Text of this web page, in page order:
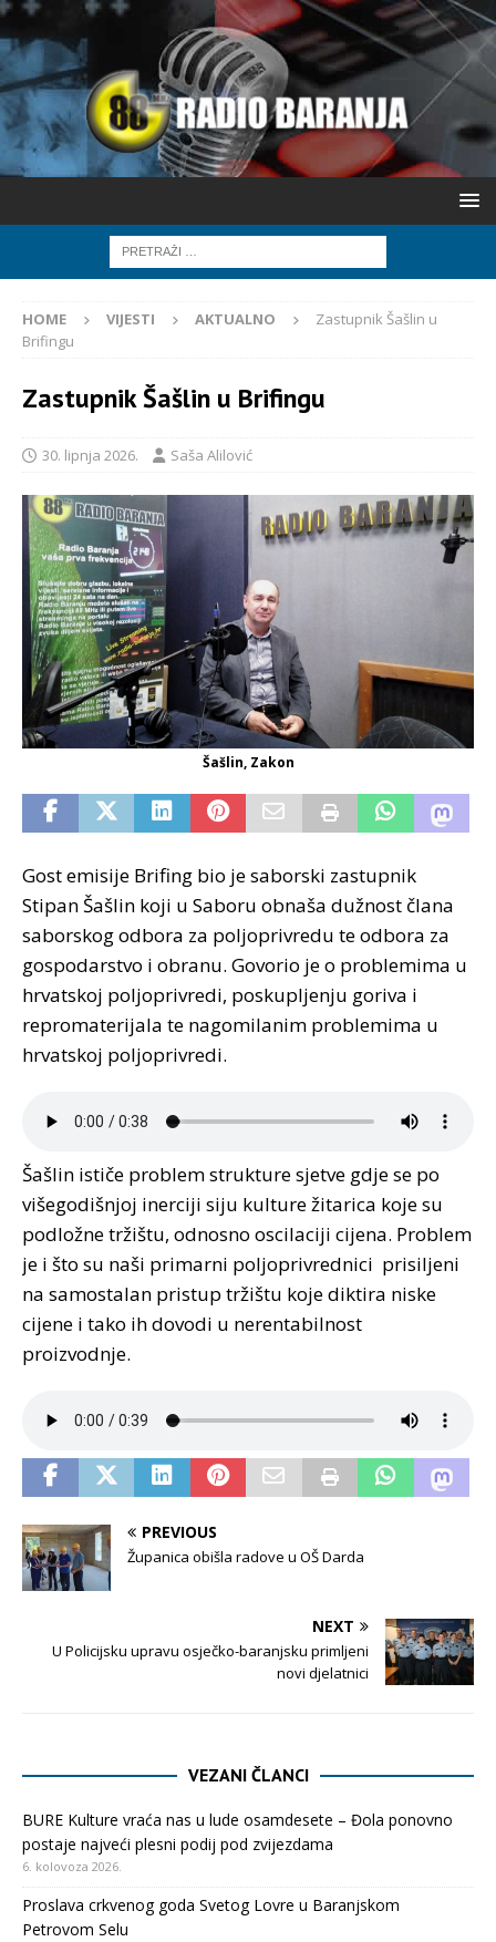
HOME VIJESTI AKTUALNO
Zastupnik Šašlin u
Brifingu
Zastupnik Šašlin u Brifingu
30. lipnja 2026. Saša Alilović
Šašlin, Zakon
Gost emisije Brifing bio je saborski zastupnik
Stipan Šašlin koji u Saboru obnaša dužnost člana
saborskog odbora za poljoprivredu te odbora za
gospodarstvo i obranu. Govorio je o problemima u
hrvatskoj poljoprivredi, poskupljenju goriva i
repromaterijala te nagomilanim problemima u
hrvatskoj poljoprivredi.
Šašlin ističe problem strukture sjetve gdje se po
višegodišnjoj inerciji siju kulture žitarica koje su
podložne tržištu, odnosno oscilaciji cijena. Problem
je i što su naši primarni poljoprivrednici prisiljeni
na samostalan pristup tržištu koje diktira niske
cijene i tako ih dovodi u nerentabilnost
proizvodnje.
PREVIOUS
Županica obišla radove u OŠ Darda
NEXT
U Policijsku upravu osječko-baranjsku primljeni
novi djelatnici
VEZANI ČLANCI
BURE Kulture vraća nas u lude osamdesete – Đola ponovno
postaje najveći plesni podij pod zvijezdama
6. kolovoza 2026.
Proslava crkvenog goda Svetog Lovre u Baranjskom
Petrovom Selu